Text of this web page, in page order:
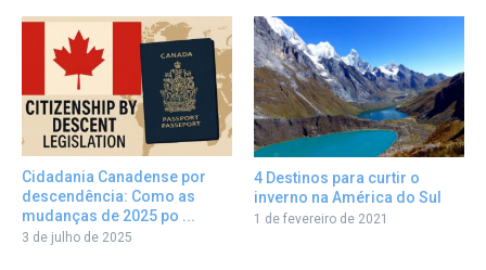
Cidadania Canadense por
descendência: Como as
mudanças de 2025 po ...
3 de julho de 2025
4 Destinos para curtir o
inverno na América do Sul
1 de fevereiro de 2021